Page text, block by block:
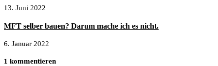
13. Juni 2022
MFT selber bauen? Darum mache ich es nicht.
6. Januar 2022
1 kommentieren